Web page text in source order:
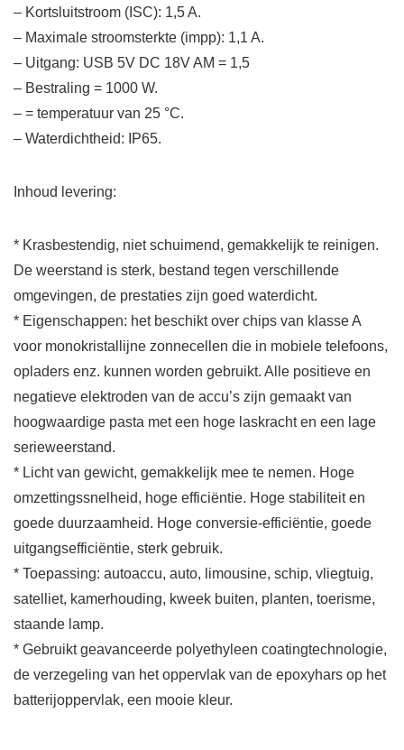
– Kortsluitstroom (ISC): 1,5 A.
– Maximale stroomsterkte (impp): 1,1 A.
– Uitgang: USB 5V DC 18V AM = 1,5
– Bestraling = 1000 W.
– = temperatuur van 25 °C.
– Waterdichtheid: IP65.
Inhoud levering:
* Krasbestendig, niet schuimend, gemakkelijk te reinigen.
De weerstand is sterk, bestand tegen verschillende
omgevingen, de prestaties zijn goed waterdicht.
* Eigenschappen: het beschikt over chips van klasse A
voor monokristallijne zonnecellen die in mobiele telefoons,
opladers enz. kunnen worden gebruikt. Alle positieve en
negatieve elektroden van de accu’s zijn gemaakt van
hoogwaardige pasta met een hoge laskracht en een lage
serieweerstand.
* Licht van gewicht, gemakkelijk mee te nemen. Hoge
omzettingssnelheid, hoge efficiëntie. Hoge stabiliteit en
goede duurzaamheid. Hoge conversie-efficiëntie, goede
uitgangsefficiëntie, sterk gebruik.
* Toepassing: autoaccu, auto, limousine, schip, vliegtuig,
satelliet, kamerhouding, kweek buiten, planten, toerisme,
staande lamp.
* Gebruikt geavanceerde polyethyleen coatingtechnologie,
de verzegeling van het oppervlak van de epoxyhars op het
batterijoppervlak, een mooie kleur.